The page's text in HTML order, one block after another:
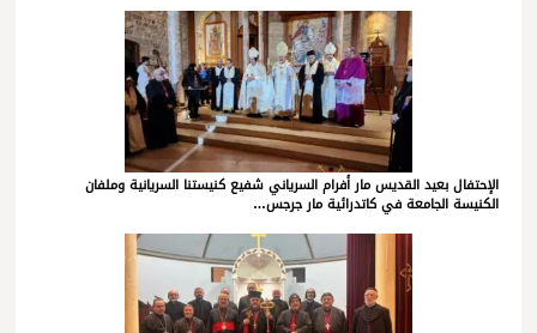
الإحتفال بعيد القديس مار أفرام السرياني شفيع كنيستنا السريانية وملفان
الكنيسة الجامعة في كاتدرائية مار جرجس…